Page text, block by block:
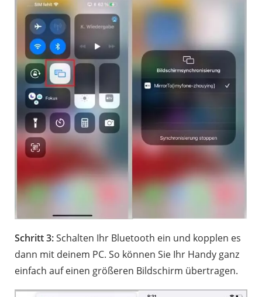
Schritt 3:Schalten Ihr Bluetooth ein und kopplen es
dann mit deinem PC. So können Sie Ihr Handy ganz
einfach auf einen größeren Bildschirm übertragen.